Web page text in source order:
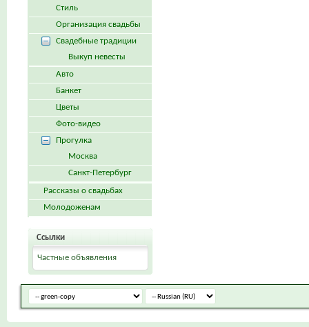
Стиль
Организация свадьбы
Свадебные традиции
Выкуп невесты
Авто
Банкет
Цветы
Фото-видео
Прогулка
Москва
Санкт-Петербург
Рассказы о свадьбах
Молодоженам
Ссылки
Частные объявления